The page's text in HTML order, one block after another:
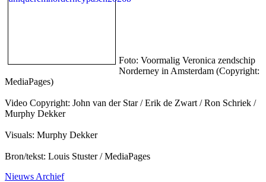
Foto: Voormalig Veronica zendschip
Norderney in Amsterdam (Copyright:
MediaPages)
Video Copyright: John van der Star / Erik de Zwart / Ron Schriek /
Murphy Dekker
Visuals: Murphy Dekker
Bron/tekst: Louis Stuster / MediaPages
Nieuws Archief